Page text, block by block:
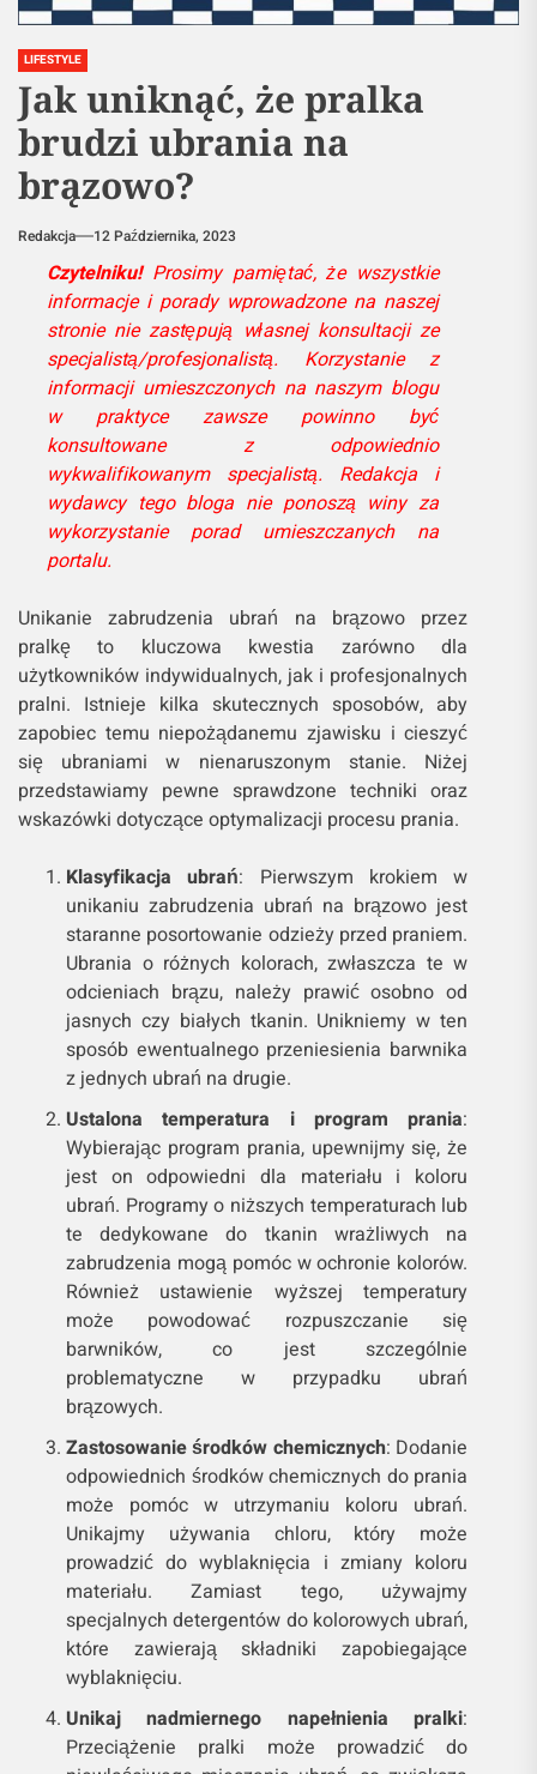
LIFESTYLE
Jak uniknąć, że pralka
brudzi ubrania na
brązowo?
Redakcja 12 Października, 2023
Czytelniku!Prosimy pamiętać, że wszystkie
informacje i porady wprowadzone na naszej
stronie nie zastępują własnej konsultacji ze
specjalistą/profesjonalistą. Korzystanie z
informacji umieszczonych na naszym blogu
w praktyce zawsze powinno być
konsultowane z odpowiednio
wykwalifikowanym specjalistą. Redakcja i
wydawcy tego bloga nie ponoszą winy za
wykorzystanie porad umieszczanych na
portalu.
Unikanie zabrudzenia ubrań na brązowo przez
pralkę to kluczowa kwestia zarówno dla
użytkowników indywidualnych, jak i profesjonalnych
pralni. Istnieje kilka skutecznych sposobów, aby
zapobiec temu niepożądanemu zjawisku i cieszyć
się ubraniami w nienaruszonym stanie. Niżej
przedstawiamy pewne sprawdzone techniki oraz
wskazówki dotyczące optymalizacji procesu prania.
Klasyfikacja ubrań: Pierwszym krokiem w
unikaniu zabrudzenia ubrań na brązowo jest
staranne posortowanie odzieży przed praniem.
Ubrania o różnych kolorach, zwłaszcza te w
odcieniach brązu, należy prawić osobno od
jasnych czy białych tkanin. Unikniemy w ten
sposób ewentualnego przeniesienia barwnika
z jednych ubrań na drugie.
Ustalona temperatura i program prania:
Wybierając program prania, upewnijmy się, że
jest on odpowiedni dla materiału i koloru
ubrań. Programy o niższych temperaturach lub
te dedykowane do tkanin wrażliwych na
zabrudzenia mogą pomóc w ochronie kolorów.
Również ustawienie wyższej temperatury
może powodować rozpuszczanie się
barwników, co jest szczególnie
problematyczne w przypadku ubrań
brązowych.
Zastosowanie środków chemicznych: Dodanie
odpowiednich środków chemicznych do prania
może pomóc w utrzymaniu koloru ubrań.
Unikajmy używania chloru, który może
prowadzić do wyblaknięcia i zmiany koloru
materiału. Zamiast tego, używajmy
specjalnych detergentów do kolorowych ubrań,
które zawierają składniki zapobiegające
wyblaknięciu.
Unikaj nadmiernego napełnienia pralki:
Przeciążenie pralki może prowadzić do